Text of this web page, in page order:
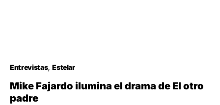
Entrevistas Estelar
Mike Fajardo ilumina el drama de El otro
padre